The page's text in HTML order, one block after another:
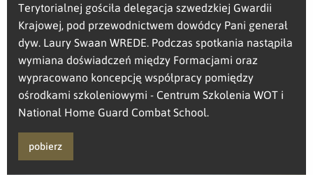
Terytorialnej gościła delegacja szwedzkiej Gwardii
Krajowej, pod przewodnictwem dowódcy Pani generał
dyw. Laury Swaan WREDE. Podczas spotkania nastąpiła
wymiana doświadczeń między Formacjami oraz
wypracowano koncepcję współpracy pomiędzy
ośrodkami szkoleniowymi - Centrum Szkolenia WOT i
National Home Guard Combat School.
pobierz